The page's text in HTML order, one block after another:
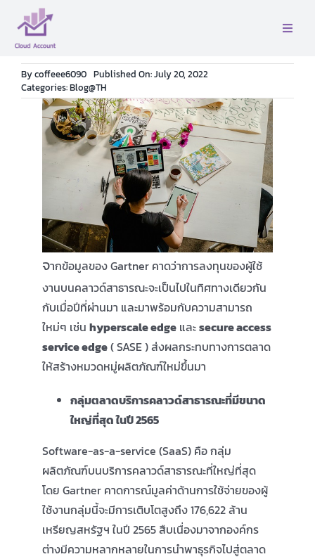
content
Toggle
หน้าเเรก
เกี่ยวกับเรา
บล็อค
สมัครใช้บริการ
Bycoffeee6090 Published On: July 20, 2022
Categories:Blog@TH
จากข้อมูลของ Gartner คาดว่าการลงทุนของผู้ใช้
งานบนคลาวด์สาธารณะจะเป็นไปในทิศทางเดียวกัน
กับเมื่อปีที่ผ่านมา และมาพร้อมกับความสามารถ
ใหม่ๆ เช่น hyperscale edgeและsecure access
service edge( SASE ) ส่งผลกระทบทางการตลาด
ให้สร้างหมวดหมู่ผลิตภัณฑ์ใหม่ขึ้นมา
กลุ่มตลาดบริการคลาวด์สาธารณะที่มีขนาด
ใหญ่ที่สุด ในปี 2565
Software-as-a-service (SaaS) คือ กลุ่ม
ผลิตภัณฑ์บนบริการคลาวด์สาธารณะที่ใหญ่ที่สุด
โดย Gartner คาดการณ์มูลค่าด้านการใช้จ่ายของผู้
ใช้งานกลุ่มนี้จะมีการเติบโตสูงถึง 176,622 ล้าน
เหรียญสหรัฐฯ ในปี 2565 สืบเนื่องมาจากองค์กร
ต่างมีความหลากหลายในการนำพาธุรกิจไปสู่ตลาด